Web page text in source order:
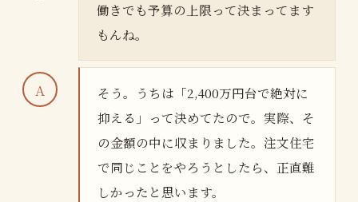
働きでも予算の上限って決まってます
もんね。
そう。うちは「2,400万円台で絶対に
抑える」って決めてたので。実際、そ
の金額の中に収まりました。注文住宅
で同じことをやろうとしたら、正直難
しかったと思います。